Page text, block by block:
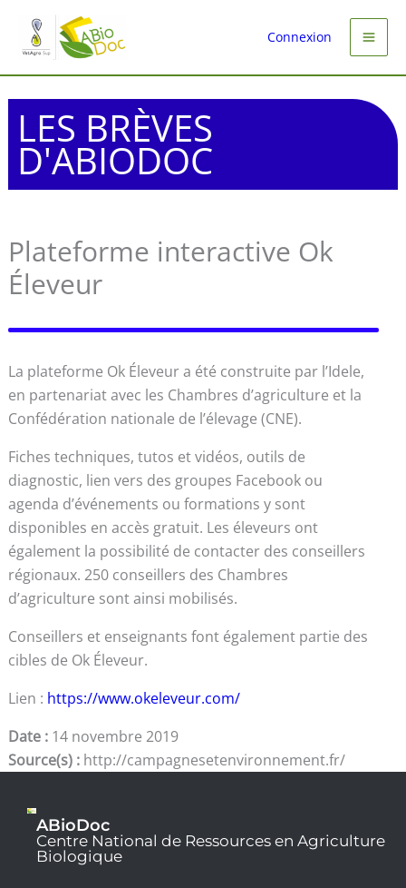
contenu
Connexion
LES BRÈVES
D'ABIODOC
Plateforme interactive Ok
Éleveur
La plateforme Ok Éleveur a été construite par l’Idele,
en partenariat avec les Chambres d’agriculture et la
Confédération nationale de l’élevage (CNE).
Fiches techniques, tutos et vidéos, outils de
diagnostic, lien vers des groupes Facebook ou
agenda d’événements ou formations y sont
disponibles en accès gratuit. Les éleveurs ont
également la possibilité de contacter des conseillers
régionaux. 250 conseillers des Chambres
d’agriculture sont ainsi mobilisés.
Conseillers et enseignants font également partie des
cibles de Ok Éleveur.
Lien : https://www.okeleveur.com/
Date : 14 novembre 2019
Source(s) : http://campagnesetenvironnement.fr/
ABioDoc
Centre National de Ressources en Agriculture
Biologique